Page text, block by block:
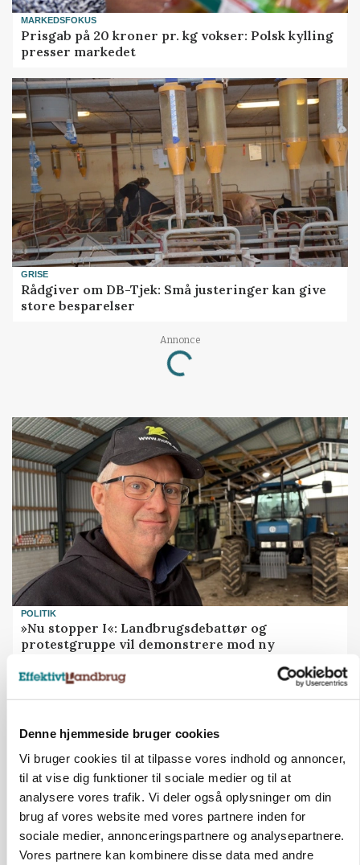
Denne hjemmeside bruger cookies
Vi bruger cookies til at tilpasse vores indhold og annoncer,
til at vise dig funktioner til sociale medier og til at
analysere vores trafik. Vi deler også oplysninger om din
brug af vores website med vores partnere inden for
sociale medier, annonceringspartnere og analysepartnere.
Vores partnere kan kombinere disse data med andre
MARKEDSFOKUS
Prisgab på 20 kroner pr. kg vokser: Polsk kylling
presser markedet
GRISE
Rådgiver om DB-Tjek: Små justeringer kan give
store besparelser
Annonce
Loading...
POLITIK
»Nu stopper I«: Landbrugsdebattør og
protestgruppe vil demonstrere mod ny